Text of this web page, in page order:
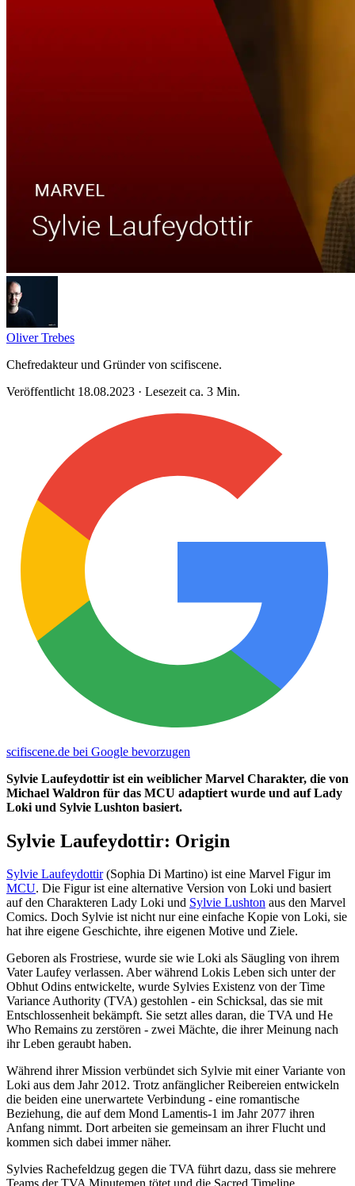
Oliver Trebes
Chefredakteur und Gründer von scifiscene.
Veröffentlicht 18.08.2023 · Lesezeit ca. 3 Min.
scifiscene.de bei Google bevorzugen
Sylvie Laufeydottir ist ein weiblicher Marvel Charakter, die von
Michael Waldron für das MCU adaptiert wurde und auf Lady
Loki und Sylvie Lushton basiert.
Sylvie Laufeydottir: Origin
Sylvie Laufeydottir(Sophia Di Martino) ist eine Marvel Figur im
MCU. Die Figur ist eine alternative Version von Loki und basiert
auf den Charakteren Lady Loki und Sylvie Lushton aus den Marvel
Comics. Doch Sylvie ist nicht nur eine einfache Kopie von Loki, sie
hat ihre eigene Geschichte, ihre eigenen Motive und Ziele.
Geboren als Frostriese, wurde sie wie Loki als Säugling von ihrem
Vater Laufey verlassen. Aber während Lokis Leben sich unter der
Obhut Odins entwickelte, wurde Sylvies Existenz von der Time
Variance Authority (TVA) gestohlen - ein Schicksal, das sie mit
Entschlossenheit bekämpft. Sie setzt alles daran, die TVA und He
Who Remains zu zerstören - zwei Mächte, die ihrer Meinung nach
ihr Leben geraubt haben.
Während ihrer Mission verbündet sich Sylvie mit einer Variante von
Loki aus dem Jahr 2012. Trotz anfänglicher Reibereien entwickeln
die beiden eine unerwartete Verbindung - eine romantische
Beziehung, die auf dem Mond Lamentis-1 im Jahr 2077 ihren
Anfang nimmt. Dort arbeiten sie gemeinsam an ihrer Flucht und
kommen sich dabei immer näher.
Sylvies Rachefeldzug gegen die TVA führt dazu, dass sie mehrere